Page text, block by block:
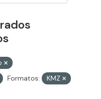
Formatos:
KMZ